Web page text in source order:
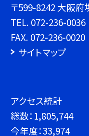
〒599-8242 大阪
TEL. 072-236-0036
FAX. 072-236-0020
サイトマップ
アクセス統計
総数： 1,805,744
今年度：33,974